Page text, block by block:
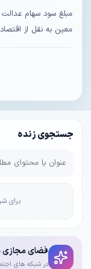
جستجوی زنده
برای
فضای مجازی
در شبکه های
معین به نقل از